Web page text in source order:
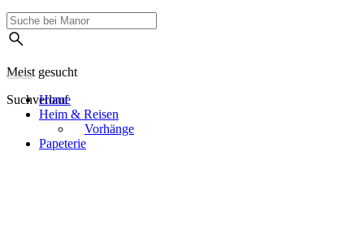
Meist gesucht
Suchverlauf
Home
Heim & Reisen
Vorhänge
Papeterie